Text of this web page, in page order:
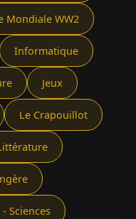
Mondiale WW2
Informatique
Jeux
Le Crapouillot
Sciences